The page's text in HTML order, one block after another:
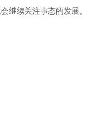
继续关注事态的发展。